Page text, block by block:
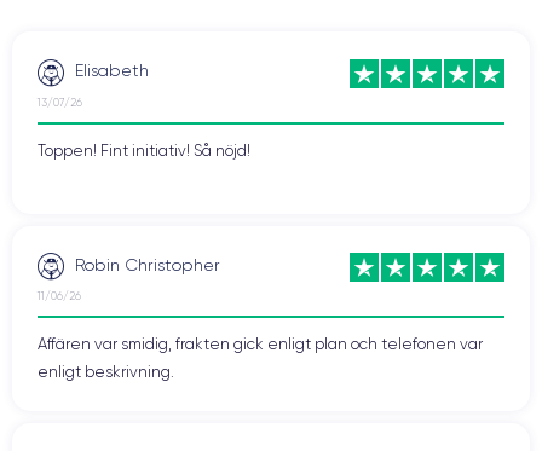
Elisabeth
13/07/26
Toppen! Fint initiativ! Så nöjd!
Robin Christopher
11/06/26
Affären var smidig, frakten gick enligt plan och telefonen var
enligt beskrivning.